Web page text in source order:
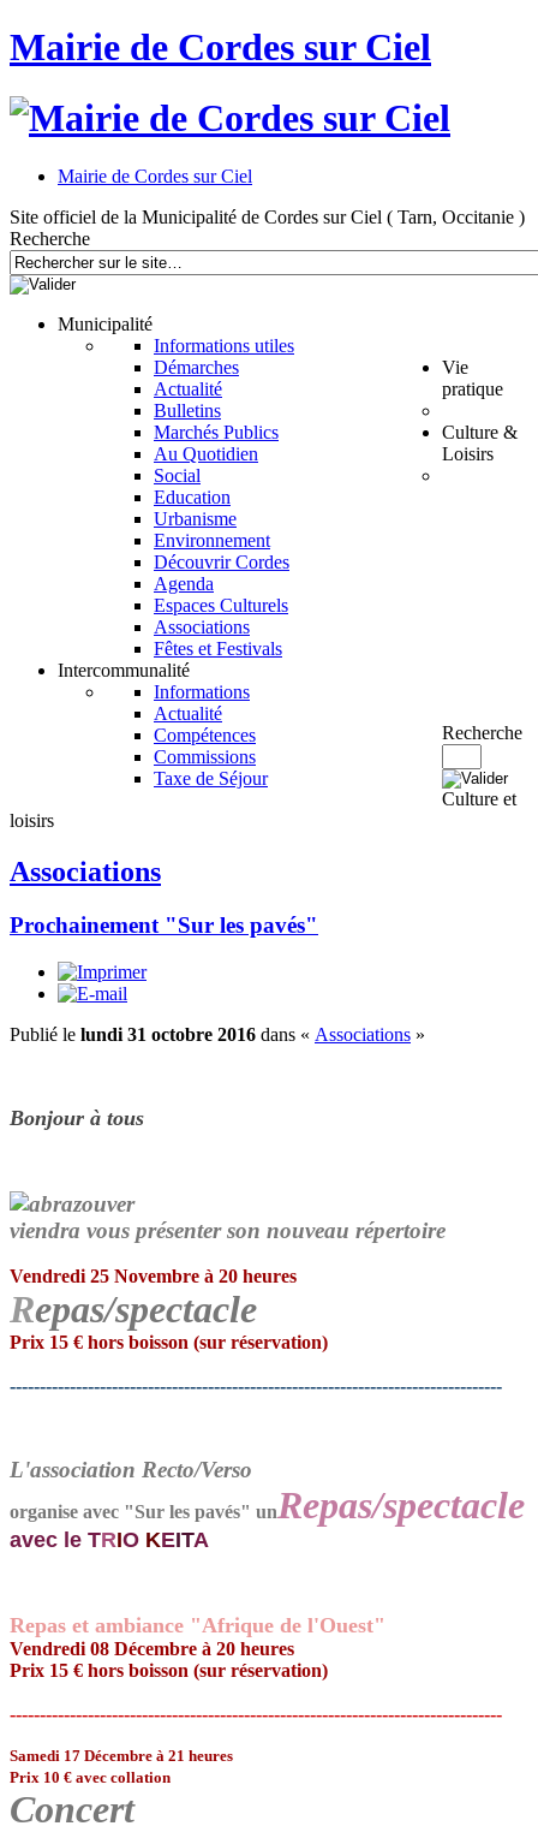
Mairie de Cordes sur Ciel
Mairie de Cordes sur Ciel
Site officiel de la Municipalité de Cordes sur Ciel ( Tarn, Occitanie )
Recherche
Municipalité
Informations utiles
Démarches
Actualité
Bulletins
Marchés Publics
Vie
pratique
Au Quotidien
Social
Education
Urbanisme
Environnement
Culture &
Loisirs
Découvrir Cordes
Agenda
Espaces Culturels
Associations
Fêtes et Festivals
Intercommunalité
Informations
Actualité
Compétences
Commissions
Taxe de Séjour
Recherche
Culture et
loisirs
Associations
Prochainement "Sur les pavés"
Publié le lundi 31 octobre 2016 dans « Associations »
Bonjour à tous
viendra vous présenter son nouveau répertoire
Vendredi 25 Novembre à 20 heures
Repas/spectacle
Prix 15 € hors boisson (sur réservation)
----------------------------------------------------------------------------------
L'association Recto/Verso
organise avec "Sur les pavés" unRepas/spectacle
avec le TRIO KEITA
Repas et ambiance "Afrique de l'Ouest"
Vendredi 08 Décembre à 20 heures
Prix 15 € hors boisson (sur réservation)
----------------------------------------------------------------------------------
Samedi 17 Décembre à 21 heures
Prix 10 € avec collation
Concert